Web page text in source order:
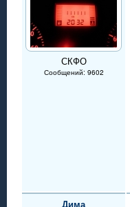
СКФО
Сообщений: 9602
Дима